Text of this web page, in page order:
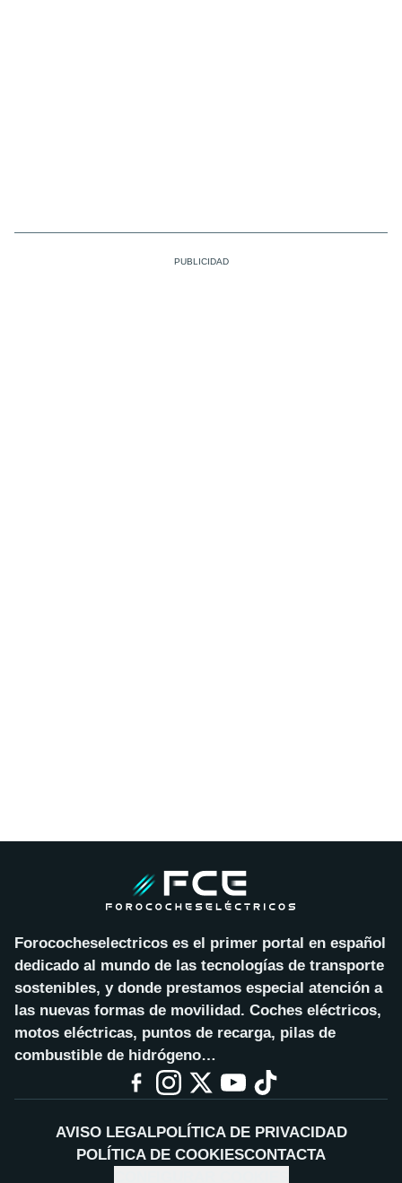
Forococheselectricos es el primer portal en español
dedicado al mundo de las tecnologías de transporte
sostenibles, y donde prestamos especial atención a
las nuevas formas de movilidad. Coches eléctricos,
motos eléctricas, puntos de recarga, pilas de
combustible de hidrógeno…
AVISO LEGALPOLÍTICA DE PRIVACIDAD
POLÍTICA DE COOKIESCONTACTA